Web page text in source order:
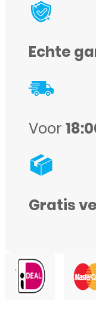
Case
iPhone
aantal
Echte
Voor
Gratis